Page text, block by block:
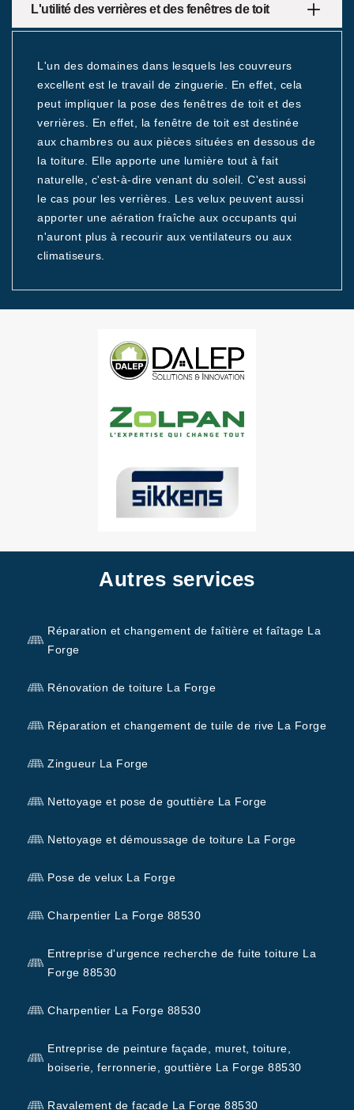
L'utilité des verrières et des fenêtres de toit
L'un des domaines dans lesquels les couvreurs
excellent est le travail de zinguerie. En effet, cela
peut impliquer la pose des fenêtres de toit et des
verrières. En effet, la fenêtre de toit est destinée
aux chambres ou aux pièces situées en dessous de
la toiture. Elle apporte une lumière tout à fait
naturelle, c'est-à-dire venant du soleil. C'est aussi
le cas pour les verrières. Les velux peuvent aussi
apporter une aération fraîche aux occupants qui
n'auront plus à recourir aux ventilateurs ou aux
climatiseurs.
Autres services
Réparation et changement de faîtière et faîtage La
Forge
Rénovation de toiture La Forge
Réparation et changement de tuile de rive La Forge
Zingueur La Forge
Nettoyage et pose de gouttière La Forge
Nettoyage et démoussage de toiture La Forge
Pose de velux La Forge
Charpentier La Forge 88530
Entreprise d'urgence recherche de fuite toiture La
Forge 88530
Charpentier La Forge 88530
Entreprise de peinture façade, muret, toiture,
boiserie, ferronnerie, gouttière La Forge 88530
Ravalement de façade La Forge 88530